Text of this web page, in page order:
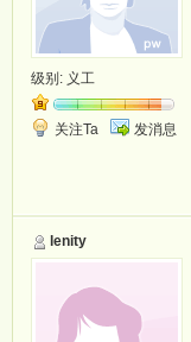
级别: 义工
关注Ta 发消息
lenity